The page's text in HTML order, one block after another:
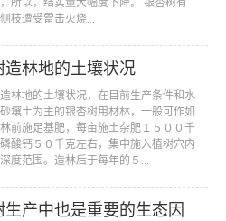
所以，结实量大幅度下降。 银杏树有
枝遭受雷击火烧...
造林地的土壤状况
林地的土壤状况，在目前生产条件和水
壤土为主的银杏树用材林，一般可作如
林前施足基肥，每亩施土杂肥１５００千
酸钙５０千克左右，集中施入植树穴内
度范围。造林后于每年的５...
生产中也是重要的生态因